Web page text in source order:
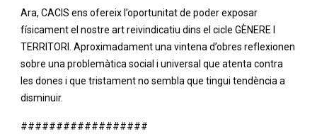
Ara, CACIS ens ofereix l’oportunitat de poder exposar
físicament el nostre art reivindicatiu dins el cicle GÈNERE I
TERRITORI. Aproximadament una vintena d’obres reflexionen
sobre una problemàtica social i universal que atenta contra
les dones i que tristament no sembla que tingui tendència a
disminuir.
##################